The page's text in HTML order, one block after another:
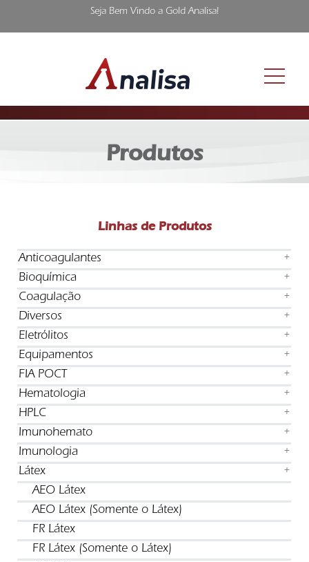
Seja Bem Vindo a Gold Analisa!
Produtos
Linhas de Produtos
Anticoagulantes +
Bioquímica +
Coagulação +
Diversos +
Eletrólitos +
Equipamentos +
FIA POCT +
Hematologia +
HPLC +
Imunohemato +
Imunologia +
Látex +
AEO Látex
AEO Látex (Somente o Látex)
FR Látex
FR Látex (Somente o Látex)